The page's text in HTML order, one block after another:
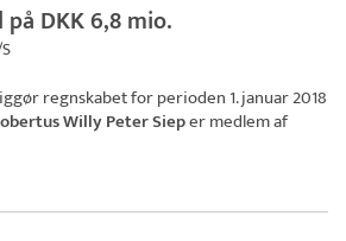
DKK 6,8 mio.
regnskabet for perioden 1. januar 2018
Willy Peter Sieper medlem af